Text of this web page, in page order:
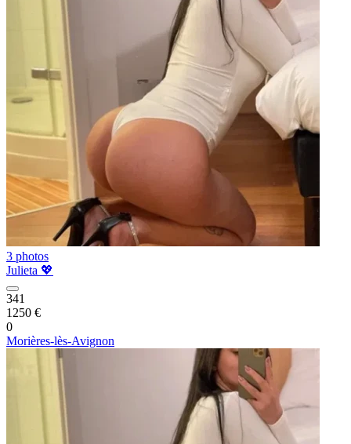
3 photos
Julieta 💖
341
1250 €
0
Morières-lès-Avignon